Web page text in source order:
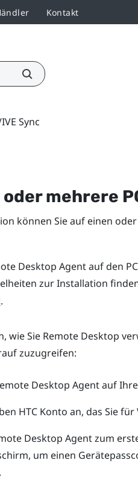
Kontakt
Sync
mehrere
können Sie auf einen
Desktop Agentauf den
zur Installation
.
wie Sie Remote Desktop
zuzugreifen:
Desktop Agentauf
HTC Konto an, das Sie für
Desktop Agentzum
um einen